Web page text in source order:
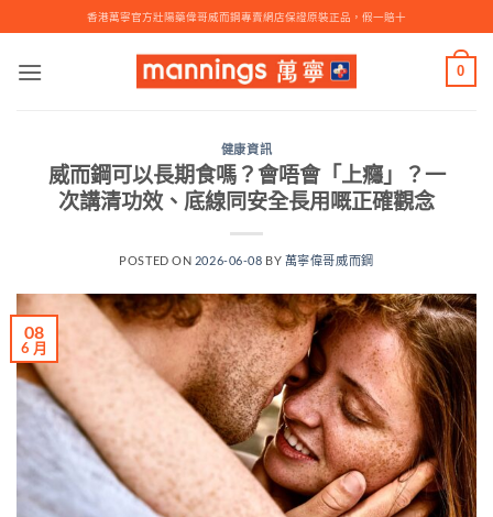
to
content
香港萬寧官方壯陽藥偉哥威而鋼專賣網店保證原裝正品，假一賠十
0
健康資訊
威而鋼可以長期食嗎？會唔會「上癮」？一
次講清功效、底線同安全長用嘅正確觀念
POSTED ON 2026-06-08 BY 萬寧偉哥威而鋼
08
6 月